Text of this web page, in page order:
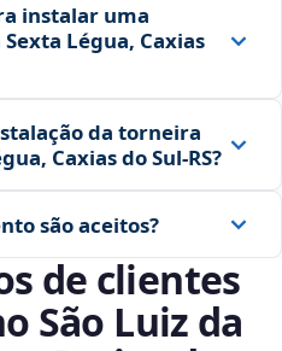
instalar uma
Légua, Caxias
da torneira
Caxias do Sul‑RS?
são aceitos?
de clientes
São Luiz da